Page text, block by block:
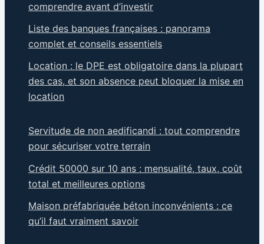
comprendre avant d’investir
Liste des banques françaises : panorama
complet et conseils essentiels
Location : le DPE est obligatoire dans la plupart
des cas, et son absence peut bloquer la mise en
location
Servitude de non aedificandi : tout comprendre
pour sécuriser votre terrain
Crédit 50000 sur 10 ans : mensualité, taux, coût
total et meilleures options
Maison préfabriquée béton inconvénients : ce
qu’il faut vraiment savoir